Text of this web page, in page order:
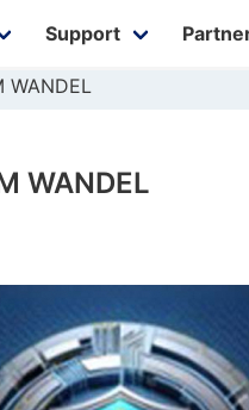
Support
WANDEL
WANDEL